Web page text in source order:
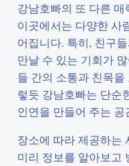
강남호빠의 또 다른
이곳에서는 다양한 사
어집니다. 특히, 친구
만날 수 있는 기회가
들 간의 소통과 친목
렇듯 강남호빠는 단순
인연을 만들어 주는 공
장소에 따라 제공하는
미리 정보를 알아보고